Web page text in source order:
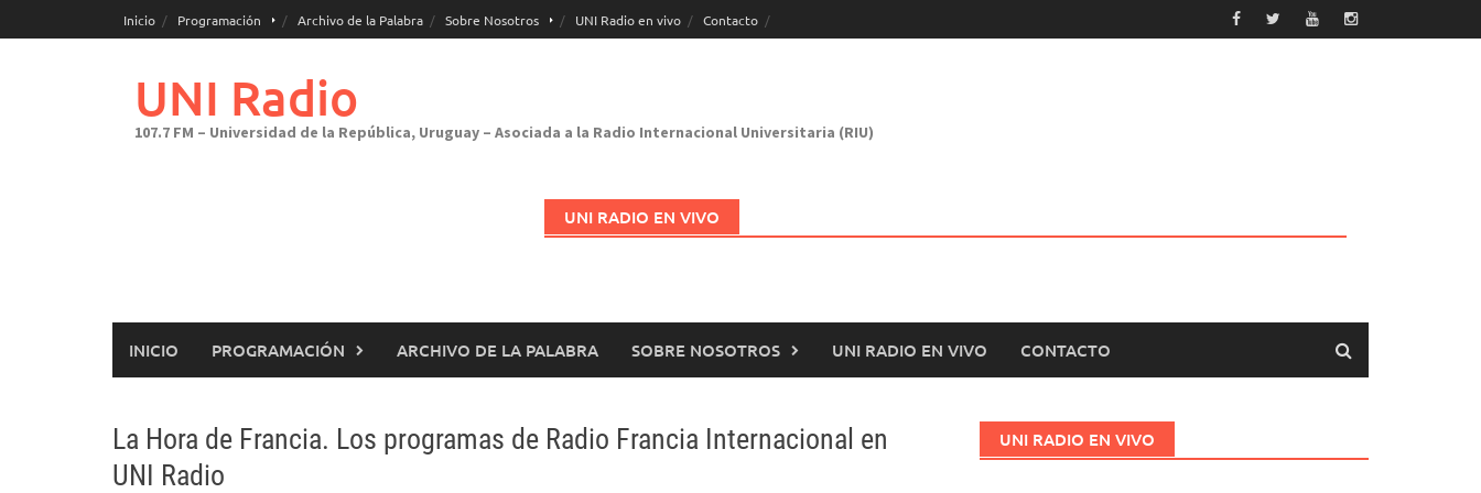
al
Inicio Programación Archivo de la Palabra Sobre Nosotros UNI Radio en vivo Contacto
UNI Radio
107.7 FM – Universidad de la República, Uruguay – Asociada a la Radio Internacional Universitaria (RIU)
UNI RADIO EN VIVO
INICIO PROGRAMACIÓN ARCHIVO DE LA PALABRA SOBRE NOSOTROS UNI RADIO EN VIVO CONTACTO
La Hora de Francia. Los programas de Radio Francia Internacional en
UNI Radio
UNI RADIO EN VIVO